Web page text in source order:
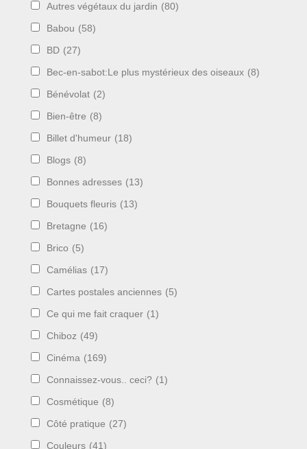
Autres végétaux du jardin (80)
Babou (58)
BD (27)
Bec-en-sabot:Le plus mystérieux des oiseaux (8)
Bénévolat (2)
Bien-être (8)
Billet d'humeur (18)
Blogs (8)
Bonnes adresses (13)
Bouquets fleuris (13)
Bretagne (16)
Brico (5)
Camélias (17)
Cartes postales anciennes (5)
Ce qui me fait craquer (1)
Chiboz (49)
Cinéma (169)
Connaissez-vous.. ceci? (1)
Cosmétique (8)
Côté pratique (27)
Couleurs (41)